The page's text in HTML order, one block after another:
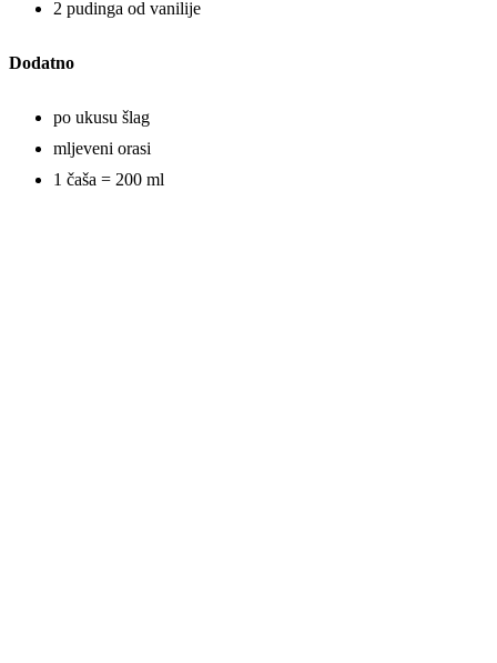
2 pudinga od vanilije
Dodatno
po ukusu šlag
mljeveni orasi
1 čaša = 200 ml